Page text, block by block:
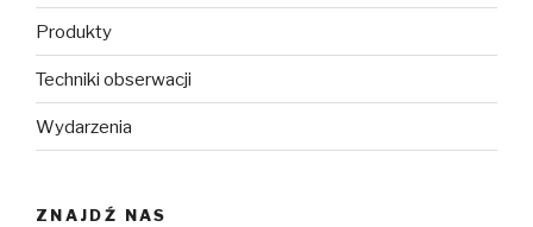
Produkty
Techniki obserwacji
Wydarzenia
ZNAJDŹ NAS